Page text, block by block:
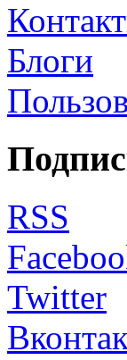
Блоги
RSS
Twitter